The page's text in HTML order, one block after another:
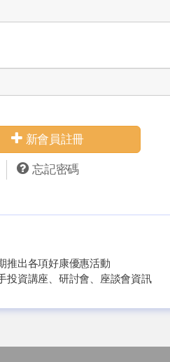
新會員註冊
忘記密碼
推出各項好康優惠活動
投資講座、研討會、座談會資訊